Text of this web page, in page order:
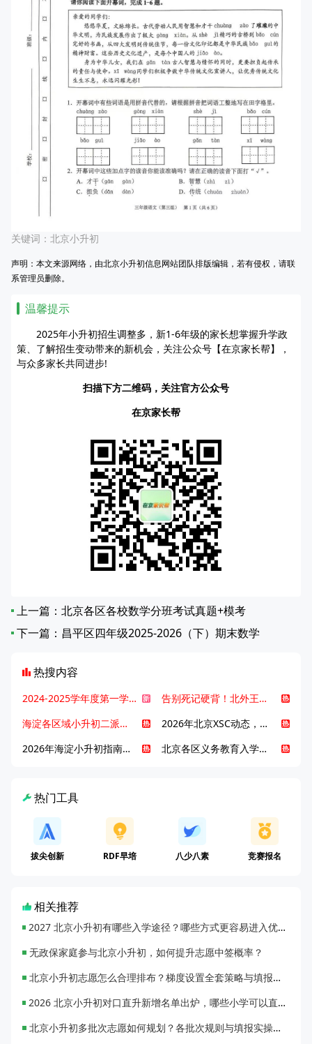
关键词： 北京小升初
声明：本文来源网络，由北京小升初信息网站团队排版编辑，若有侵权，请联
系管理员删除。
温馨提示
2025年小升初招生调整多，新1-6年级的家长想掌握升学政
策、了解招生变动带来的新机会，关注公众号【在京家长帮】，
与众多家长共同进步!
扫描下方二维码，关注官方公众号
在京家长帮
上一篇： 北京各区各校数学分班考试真题+模考
下一篇： 昌平区四年级2025-2026（下）期末数学
热搜内容
2024-2025学年度第一学期北京各区期末考试真题试卷汇总
告别死记硬背！北外王牌精读词汇课，帮孩子突破英语词汇难关
海淀各区域小升初二派全攻略合集！区域一至五志愿填报、升学策略详解
2026年北京XSC动态，持续更新中ing...
2026年海淀小升初指南，一文了解招生政策要点
北京各区义务教育入学咨询电话汇总，25年小升初家长提前收藏
热门工具
拔尖创新 RDF早培 八少八素 竞赛报名
相关推荐
2027 北京小升初有哪些入学途径？哪些方式更容易进入优质初中？
无政保家庭参与北京小升初，如何提升志愿中签概率？
北京小升初志愿怎么合理排布？梯度设置全套策略与填报避坑指南
2026 北京小升初对口直升新增名单出炉，哪些小学可以直升优质初中？
北京小升初多批次志愿如何规划？各批次规则与填报实操指南